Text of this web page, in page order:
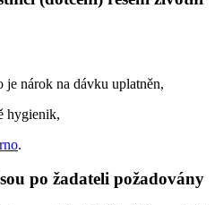
je nárok na dávku uplatněn,
hygienik,
.
po žadateli požadovány